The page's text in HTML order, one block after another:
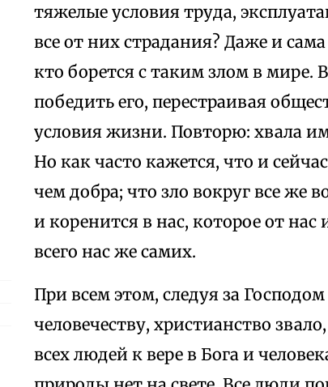
тяжелые условия труда,
все от них страдания? Даже и
кто борется с таким злом в мире.
победить его, перестраивая
условия жизни. Повторю: хвала
Но как часто кажется, что и
чем добра; что зло вокруг все же
и коренится в нас, которое от
всего нас же самих.
При всем этом, следуя за
человечеству, христианство
всех людей к вере в Бога и